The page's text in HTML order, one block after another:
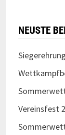
NEUSTE
Vereinsfest